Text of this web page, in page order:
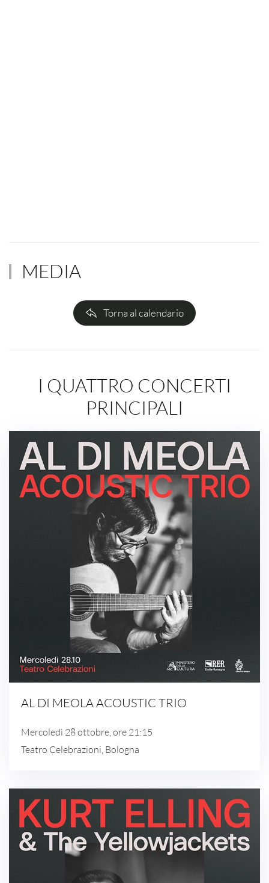
MEDIA
Torna al calendario
I QUATTRO CONCERTI
PRINCIPALI
AL DI MEOLA ACOUSTIC TRIO
Mercoledì 28 ottobre, ore 21:15
Teatro Celebrazioni, Bologna